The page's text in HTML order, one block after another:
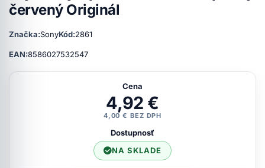
červený Originál
Značka:SonyKód:2861
EAN:8586027532547
Cena
4,92 €
4,00 € BEZ DPH
Dostupnosť
NA SKLADE